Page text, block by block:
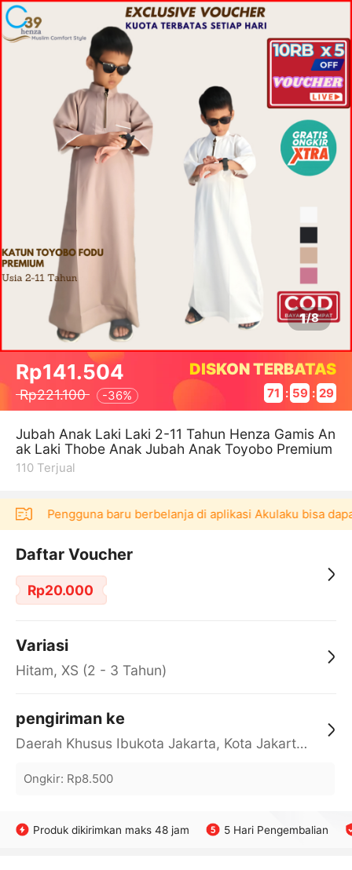
1/8
Rp141.504
Rp221.100 -36%
DISKON TERBATAS
71 : 59 : 29
Jubah Anak Laki Laki 2-11 Tahun Henza Gamis An
ak Laki Thobe Anak Jubah Anak Toyobo Premium
110 Terjual
！ Pengguna baru berbelanja di aplikasi Akulaku bisa
Daftar Voucher
Rp20.000
Variasi
Hitam, XS (2 - 3 Tahun)
pengiriman ke
Daerah Khusus Ibukota Jakarta, Kota Jakarta Barat, Cengkareng, yy
Ongkir: Rp8.500
Produk dikirimkan maks 48 jam 5 Hari Pengembalian